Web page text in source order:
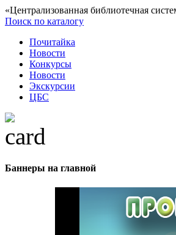
«Централизованная библиотечная
Поиск по каталогу
Почитайка
Новости
Конкурсы
Новости
Экскурсии
ЦБС
Баннеры на главной